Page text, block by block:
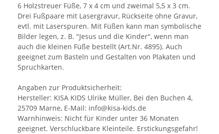
6 Holzstreuer Füße, 7 x 4 cm und zweimal 5,5 x 3 cm.
Drei Fußpaare mit Lasergravur, Rückseite ohne Gravur,
evtl. mit Laserspuren. Mit Füßen kann man symbolische
Bilder legen, z. B. "Jesus und die Kinder", wenn man
auch die kleinen Füße bestellt (Art.Nr. 4895). Auch
geeignet zum Basteln und Gestalten von Plakaten und
Spruchkarten.
Angaben zur Produktsicherheit:
Hersteller: KISA KIDS Ulrike Müller, Bei den Buchen 4,
25709 Marne, E-Mail: info@kisa-kids.de
Warnhinweis: Nicht für Kinder unter 36 Monaten
geeignet. Verschluckbare Kleinteile. Erstickungsgefahr!